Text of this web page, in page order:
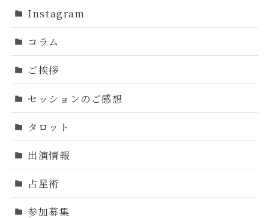
Instagram
コラム
ご挨拶
セッションのご感想
タロット
出演情報
占星術
参加募集